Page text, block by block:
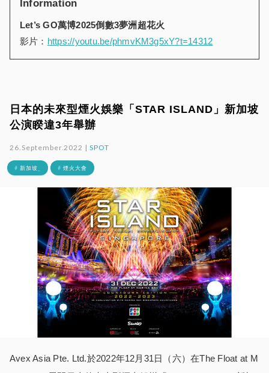
Information
Let’s GO萬博2025倒數3夢洲超花火
影片： https://youtu.be/phmvKM3g5xY?t=14312
日本的未來型煙火娛樂「STAR ISLAND」新加坡
公演睽違3年舉辦
26.September.2022 |SPOT
# 新加坡_ # 煙火大會
Avex Asia Pte. Ltd.於2022年12月31日（六）在The Float at M